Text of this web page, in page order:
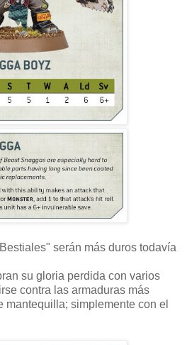
serán más duros todavía
su gloria perdida con varios
contra las armaduras más
mantequilla; simplemente con el